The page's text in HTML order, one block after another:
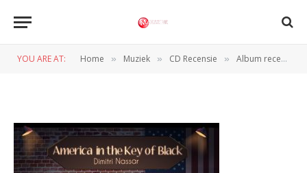
YOU ARE AT: Home » Muziek » CD Recensie » Album recensie overzicht: Sunny War, Basia Bulat en meer